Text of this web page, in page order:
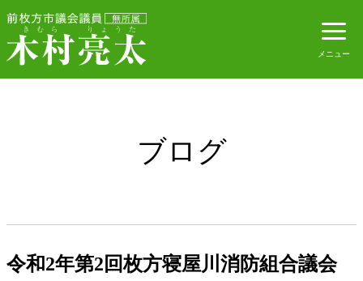
ブログ
令和2年第2回枚方寝屋川消防組合議会